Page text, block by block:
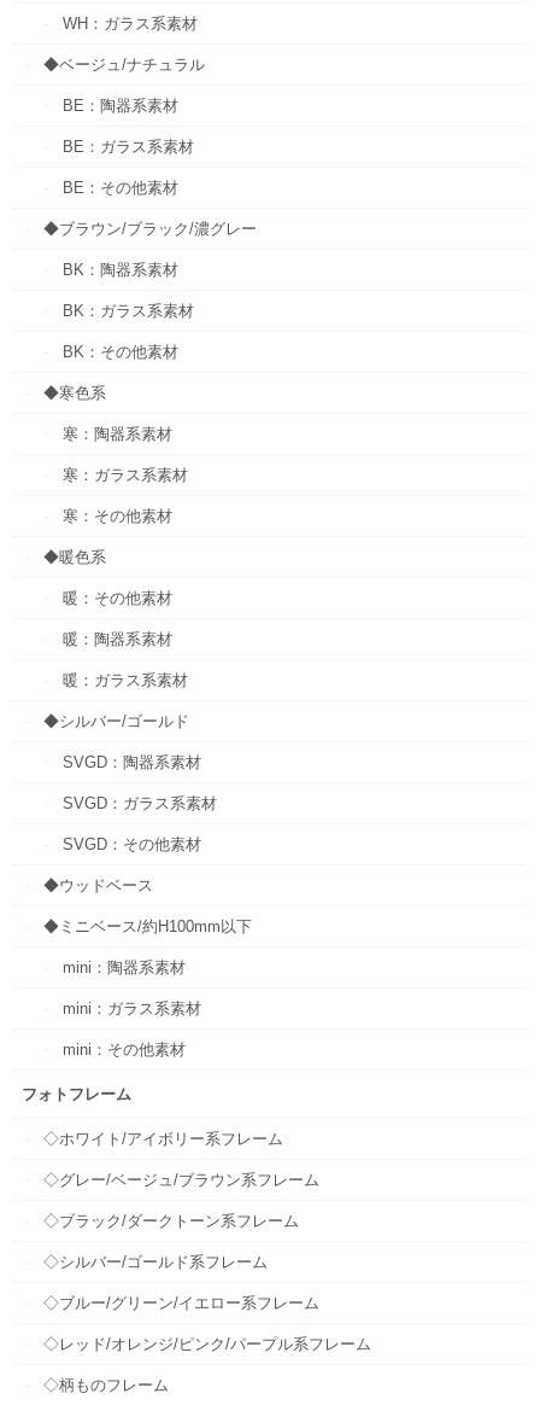
WH：ガラス系素材
◆ベージュ/ナチュラル
BE：陶器系素材
BE：ガラス系素材
BE：その他素材
◆ブラウン/ブラック/濃グレー
BK：陶器系素材
BK：ガラス系素材
BK：その他素材
◆寒色系
寒：陶器系素材
寒：ガラス系素材
寒：その他素材
◆暖色系
暖：その他素材
暖：陶器系素材
暖：ガラス系素材
◆シルバー/ゴールド
SVGD：陶器系素材
SVGD：ガラス系素材
SVGD：その他素材
◆ウッドベース
◆ミニベース/約H100mm以下
mini：陶器系素材
mini：ガラス系素材
mini：その他素材
フォトフレーム
◇ホワイト/アイボリー系フレーム
◇グレー/ベージュ/ブラウン系フレーム
◇ブラック/ダークトーン系フレーム
◇シルバー/ゴールド系フレーム
◇ブルー/グリーン/イエロー系フレーム
◇レッド/オレンジ/ピンク/パープル系フレーム
◇柄ものフレーム